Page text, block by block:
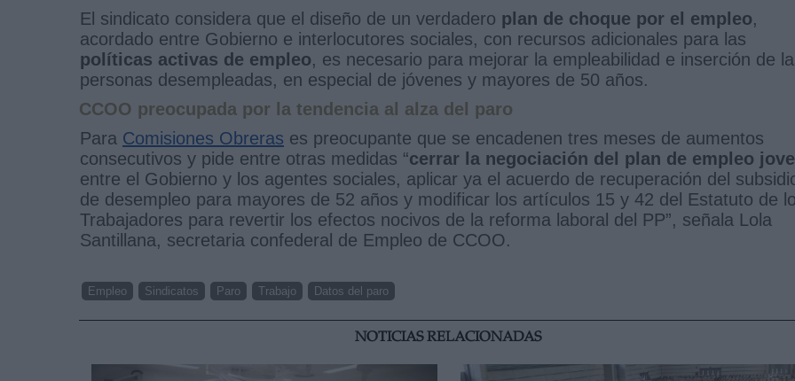
El sindicato considera que el diseño de un verdadero plan de choque por el empleo,
acordado entre Gobierno e interlocutores sociales, con recursos adicionales para las
políticas activas de empleo, es necesario para mejorar la empleabilidad e inserción de
personas desempleadas, en especial de jóvenes y mayores de 50 años.
CCOO preocupada por la tendencia al alza del paro
Para Comisiones Obreras es preocupante que se encadenen tres meses de aumentos
consecutivos y pide entre otras medidas “cerrar la negociación del plan de empleo
entre el Gobierno y los agentes sociales, aplicar ya el acuerdo de recuperación del
de desempleo para mayores de 52 años y modificar los artículos 15 y 42 del Estatuto de
Trabajadores para revertir los efectos nocivos de la reforma laboral del PP”, señala Lola
Santillana, secretaria confederal de Empleo de CCOO.
Empleo Sindicatos Paro Trabajo Datos del paro
NOTICIAS RELACIONADAS